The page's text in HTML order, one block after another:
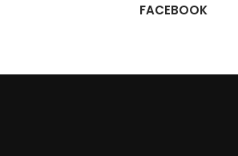
FACEBOOK